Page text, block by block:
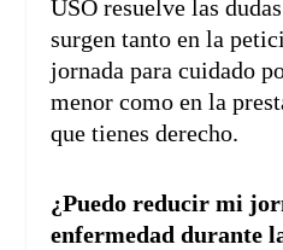
USO resuelve las
surgen tanto en la
jornada para cuidado
menor como en la
que tienes derecho.
¿Puedo reducir mi
enfermedad durante